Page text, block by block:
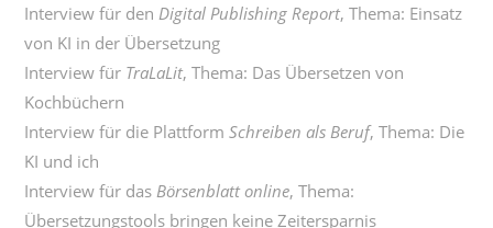
Interview für den Digital Publishing Report, Thema: Einsatz
von KI in der Übersetzung
Interview für TraLaLit, Thema: Das Übersetzen von
Kochbüchern
Interview für die PlattformSchreiben als Beruf, Thema: Die
KI und ich
Interview für das Börsenblatt online, Thema:
Übersetzungstools bringen keine Zeitersparnis